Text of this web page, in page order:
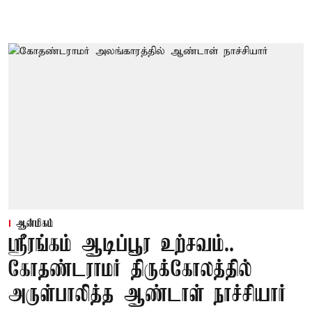
ஆன்மிகம்
ஸ்ரீரங்கம் ஆடிப்பூர உற்சவம்..
கோதண்டராமர் திருக்கோலத்தில்
அருள்பாலித்த ஆண்டாள் நாச்சியார்